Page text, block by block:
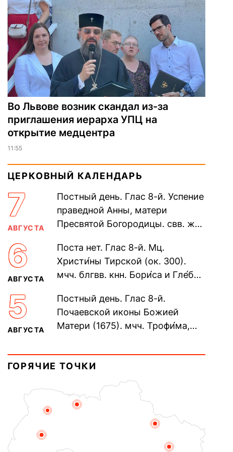
Во Львове возник скандал из-за
приглашения иерарха УПЦ на
открытие медцентра
11:55
ЦЕРКОВНЫЙ КАЛЕНДАРЬ
7
АВГУСТА
Постный день. Глас 8-й. Успение
праведной Анны, матери
Пресвятой Богородицы. свв. жен
прп. Евпракси́и девы,...
6
АВГУСТА
Поста нет. Глас 8-й. Мц.
Христи́ны Тирской (ок. 300).
мчч. блгвв. кнн. Бори́са и Гле́ба,
Дави́да (1015). Прп....
5
АВГУСТА
Постный день. Глас 8-й.
Почаевской иконы Божией
Матери (1675). мчч. Трофи́ма,
мучеников (284–305). прав.
воина Фео́дора...
ГОРЯЧИЕ ТОЧКИ